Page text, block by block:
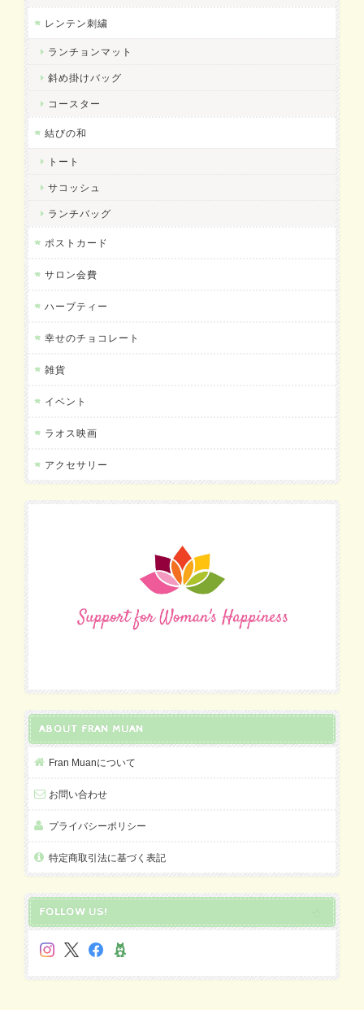
レンテン刺繍
ランチョンマット
斜め掛けバッグ
コースター
結びの和
トート
サコッシュ
ランチバッグ
ポストカード
サロン会費
ハーブティー
幸せのチョコレート
雑貨
イベント
ラオス映画
アクセサリー
ABOUT FRAN MUAN
Fran Muanについて
お問い合わせ
プライバシーポリシー
特定商取引法に基づく表記
FOLLOW US!